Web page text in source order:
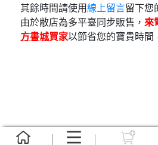
其餘時間請使用線上留言
由於敝店為多平臺同步販售， 來
方書城買家以節省您的寶貴時間